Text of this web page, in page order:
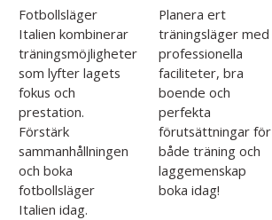
Fotbollsläger
Italien kombinerar
träningsmöjligheter
som lyfter lagets
fokus och
prestation.
Förstärk
sammanhållningen
och boka
fotbollsläger
Italien idag.
Planera ert
träningsläger med
professionella
faciliteter, bra
boende och
perfekta
förutsättningar för
både träning och
laggemenskap
boka idag!